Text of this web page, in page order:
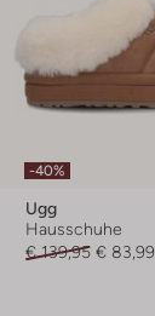
-40%
Ugg
Hausschuhe
€ 139,95 € 83,99